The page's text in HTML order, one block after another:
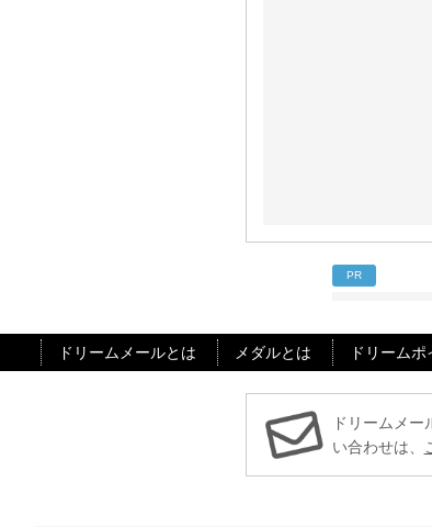
PR
ドリームメールとは メダルとは ドリーム
ドリームメ
い合わせは、